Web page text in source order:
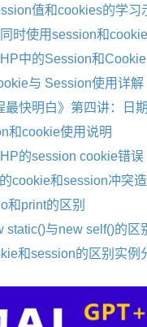
值和cookies的学习
时使用session和
中的Session和Cookie
与 Session使用详解
最快明白》第四讲：日
和cookie使用说明
的session cookie错误
cookie和session冲突
和print的区别
static()与new self()的区
和session的区别实例